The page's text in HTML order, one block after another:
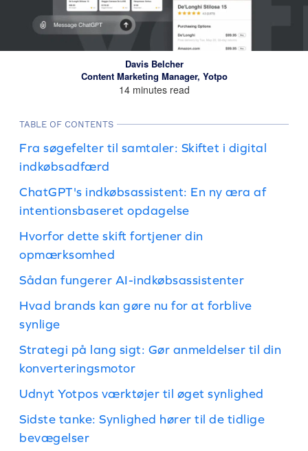
Davis Belcher
Content Marketing Manager, Yotpo
14 minutes read
TABLE OF CONTENTS
Fra søgefelter til samtaler: Skiftet i digital
indkøbsadfærd
ChatGPT's indkøbsassistent: En ny æra af
intentionsbaseret opdagelse
Hvorfor dette skift fortjener din
opmærksomhed
Sådan fungerer AI-indkøbsassistenter
Hvad brands kan gøre nu for at forblive
synlige
Strategi på lang sigt: Gør anmeldelser til din
konverteringsmotor
Udnyt Yotpos værktøjer til øget synlighed
Sidste tanke: Synlighed hører til de tidlige
bevægelser